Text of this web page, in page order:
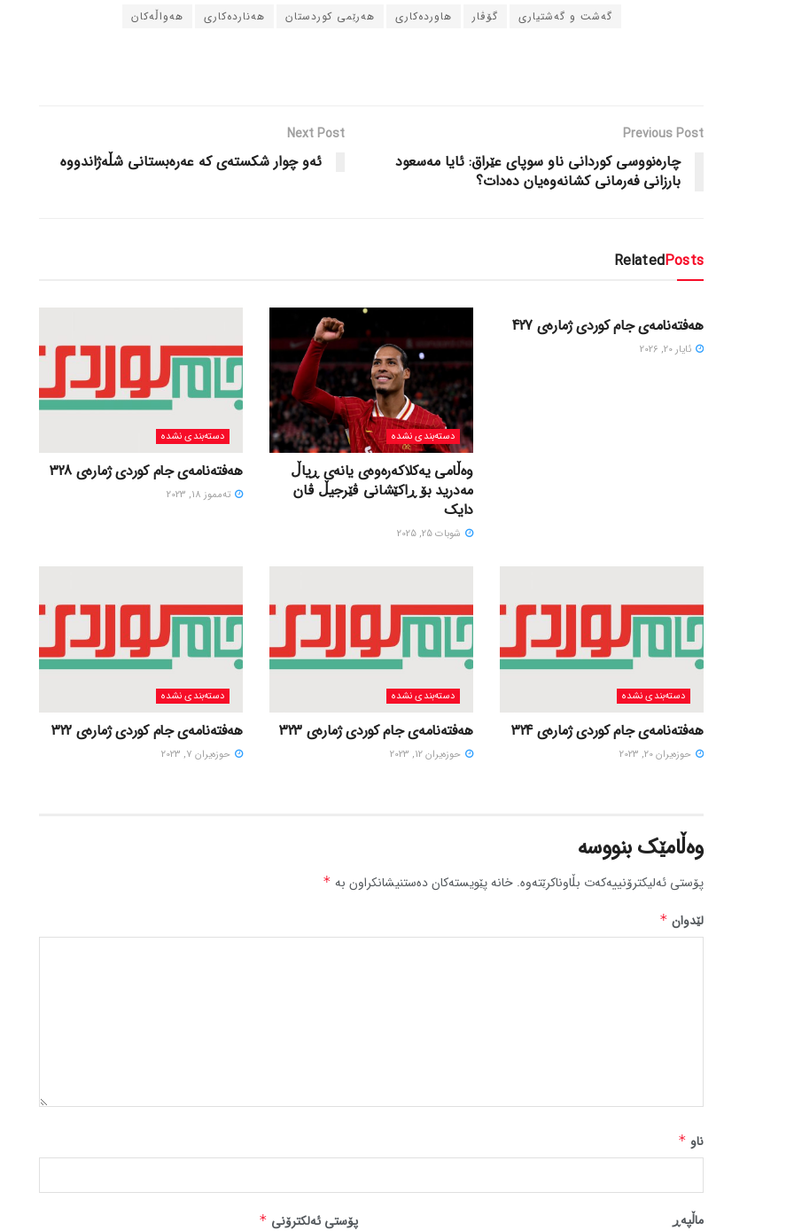
گه‌شت و گه‌شتیاری
گۆڤار هاورده‌کاری هه‌رێمی کوردستان هه‌نارده‌کاری هه‌واڵه‌کان
Previous Post
چاره‌نووسی کوردانی ناو سوپای عێراق: ئایا مه‌سعود
بارزانی فه‌رمانی کشانه‌وه‌یان ده‌دات؟
Next Post
ئه‌و چوار شکسته‌ی که‌ عه‌ره‌بستانی شڵه‌ژاندووه‌
RelatedPosts
هەفتەنامەی جام کوردی ژمارەی 427
ئایار 20, 2026
دسته‌بندی نشده
وەڵامی یەکلاکەرەوەی یانەی ڕیاڵ
مەدرید بۆ ڕاکێشانی ڤێرجیڵ ڤان
دایک
شوبات 25, 2025
دسته‌بندی نشده
هەفتەنامەی جام کوردی ژمارەی 328
ته‌مموز 18, 2023
دسته‌بندی نشده
هەفتەنامەی جام کوردی ژمارەی 324
حوزه‌یران 20, 2023
دسته‌بندی نشده
هەفتەنامەی جام کوردی ژمارەی 323
حوزه‌یران 12, 2023
دسته‌بندی نشده
هەفتەنامەی جام کوردی ژمارەی 322
حوزه‌یران 7, 2023
وەڵامێک بنووسە
پۆستی ئەلیکترۆنییەکەت بڵاوناکرێتەوە. خانە پێویستەکان دەستنیشانکراون بە *
لێدوان *
ناو *
پۆستی ئەلکترۆنی * ماڵپه‌ڕ